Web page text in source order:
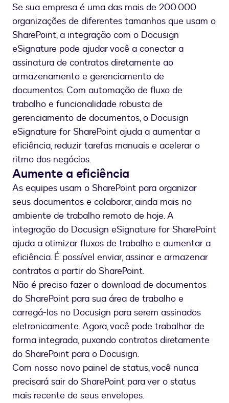
Se sua empresa é uma das mais de 200.000
organizações de diferentes tamanhos que usam o
SharePoint, a integração com o Docusign
eSignature pode ajudar você a conectar a
assinatura de contratos diretamente ao
armazenamento e gerenciamento de
documentos. Com automação de fluxo de
trabalho e funcionalidade robusta de
gerenciamento de documentos, o Docusign
eSignature for SharePoint ajuda a aumentar a
eficiência, reduzir tarefas manuais e acelerar o
ritmo dos negócios.
Aumente a eficiência
As equipes usam o SharePoint para organizar
seus documentos e colaborar, ainda mais no
ambiente de trabalho remoto de hoje. A
integração do Docusign eSignature for SharePoint
ajuda a otimizar fluxos de trabalho e aumentar a
eficiência. É possível enviar, assinar e armazenar
contratos a partir do SharePoint.
Não é preciso fazer o download de documentos
do SharePoint para sua área de trabalho e
carregá-los no Docusign para serem assinados
eletronicamente. Agora, você pode trabalhar de
forma integrada, puxando contratos diretamente
do SharePoint para o Docusign.
Com nosso novo painel de status, você nunca
precisará sair do SharePoint para ver o status
mais recente de seus envelopes.